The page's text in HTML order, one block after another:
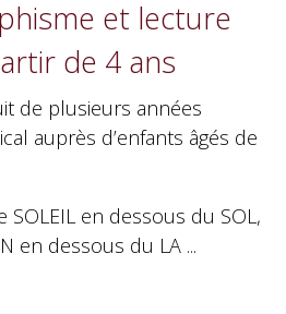
et lecture
de 4 ans
de plusieurs années
auprès d’enfants âgés de
en dessous du SOL,
en dessous du LA ...